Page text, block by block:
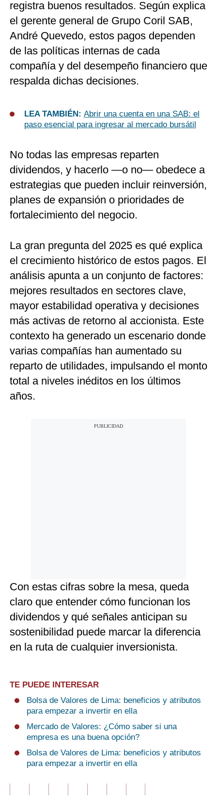
registra buenos resultados. Según explica
el gerente general de Grupo Coril SAB,
André Quevedo, estos pagos dependen
de las políticas internas de cada
compañía y del desempeño financiero que
respalda dichas decisiones.
LEA TAMBIÉN: Abrir una cuenta en una SAB: el
paso esencial para ingresar al mercado bursátil
No todas las empresas reparten
dividendos, y hacerlo —o no— obedece a
estrategias que pueden incluir reinversión,
planes de expansión o prioridades de
fortalecimiento del negocio.
La gran pregunta del 2025 es qué explica
el crecimiento histórico de estos pagos. El
análisis apunta a un conjunto de factores:
mejores resultados en sectores clave,
mayor estabilidad operativa y decisiones
más activas de retorno al accionista. Este
contexto ha generado un escenario donde
varias compañías han aumentado su
reparto de utilidades, impulsando el monto
total a niveles inéditos en los últimos
años.
Con estas cifras sobre la mesa, queda
claro que entender cómo funcionan los
dividendos y qué señales anticipan su
sostenibilidad puede marcar la diferencia
en la ruta de cualquier inversionista.
TE PUEDE INTERESAR
Bolsa de Valores de Lima: beneficios y atributos
para empezar a invertir en ella
Mercado de Valores: ¿Cómo saber si una
empresa es una buena opción?
Bolsa de Valores de Lima: beneficios y atributos
para empezar a invertir en ella